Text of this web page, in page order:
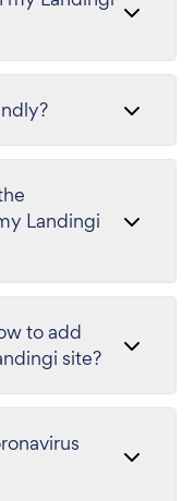
Landingi
to add
site?